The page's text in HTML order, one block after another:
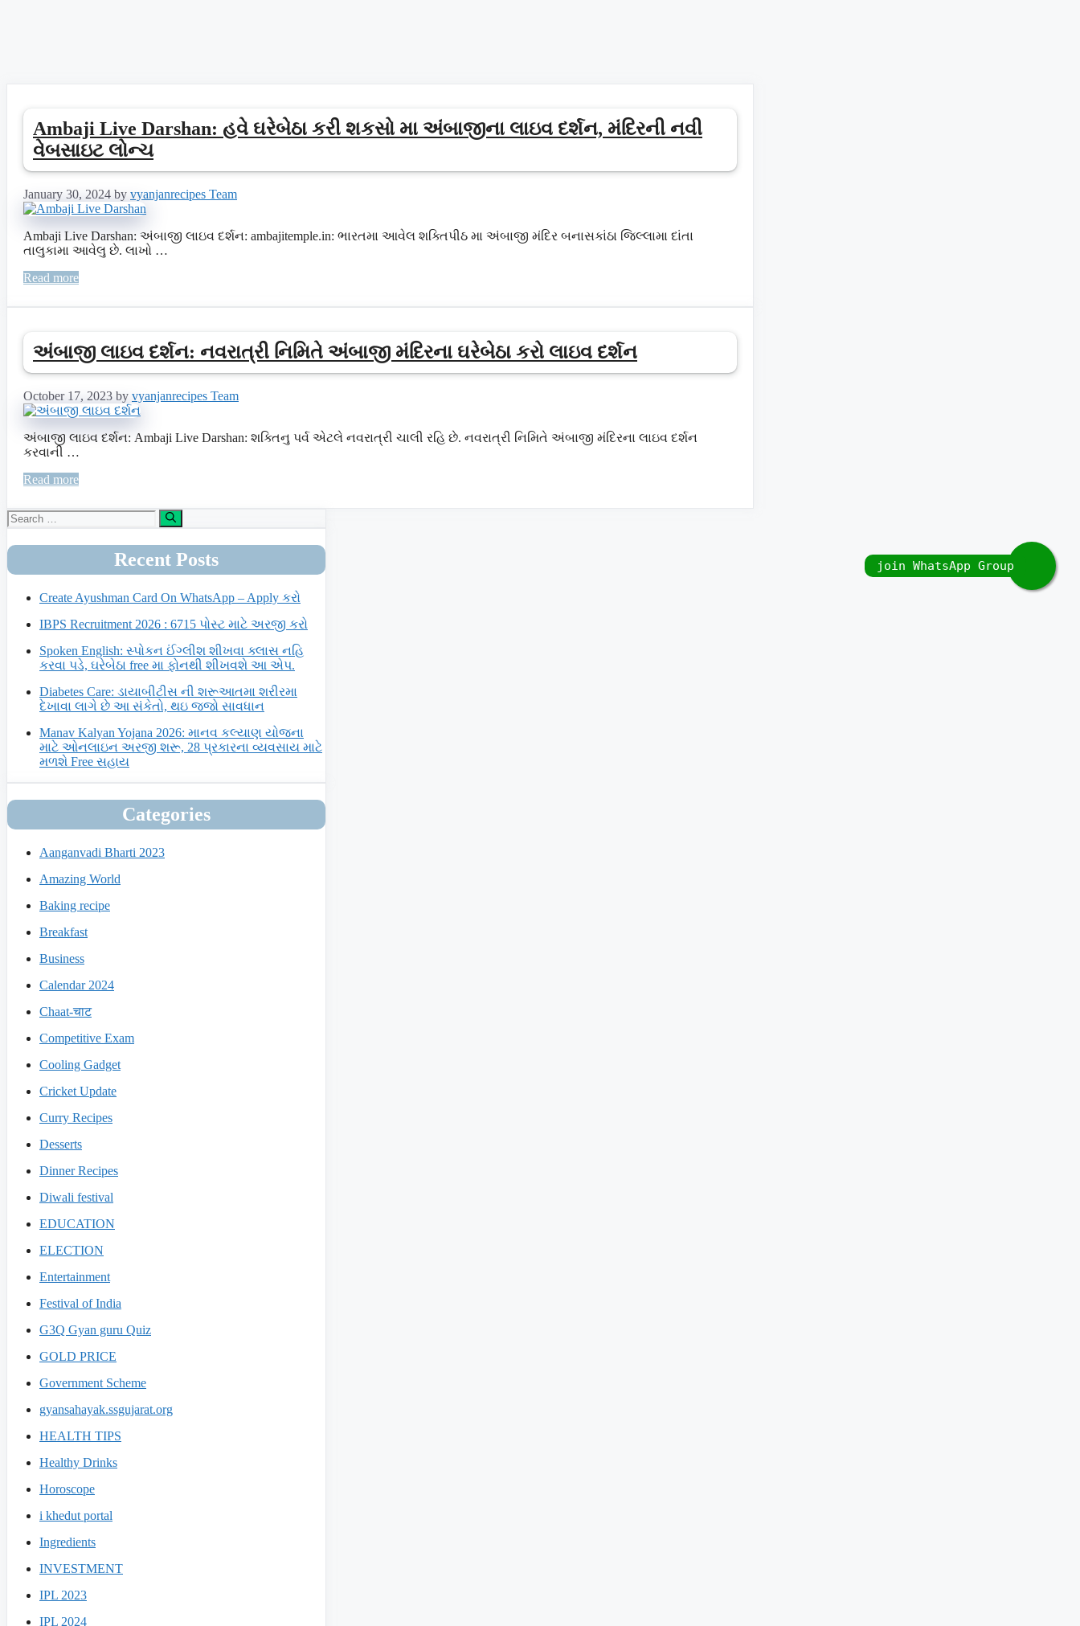
Ambaji Live Darshan: હવે ઘરેબેઠા કરી શકસો મા અંબાજીના લાઇવ દર્શન, મંદિરની નવી
વેબસાઇટ લોન્ચ
January 30, 2024 by vyanjanrecipes Team
Ambaji Live Darshan: અંબાજી લાઇવ દર્શન: ambajitemple.in: ભારતમા આવેલ શક્તિપીઠ મા અંબાજી મંદિર બનાસકાંઠા જિલ્લામા દાંતા
તાલુકામા આવેલુ છે. લાખો …
Read more
અંબાજી લાઇવ દર્શન: નવરાત્રી નિમિતે અંબાજી મંદિરના ઘરેબેઠા કરો લાઇવ દર્શન
October 17, 2023 by vyanjanrecipes Team
અંબાજી લાઇવ દર્શન: Ambaji Live Darshan: શક્તિનુ પર્વ એટલે નવરાત્રી ચાલી રહિ છે. નવરાત્રી નિમિતે અંબાજી મંદિરના લાઇવ દર્શન
કરવાની …
Read more
Search
for:
Recent Posts
Create Ayushman Card On WhatsApp – Apply કરો
IBPS Recruitment 2026 : 6715 પોસ્ટ માટે અરજી કરો
Spoken English: સ્પોકન ઈંગ્લીશ શીખવા ક્લાસ નહિ
કરવા પડે, ઘરેબેઠા free મા ફોનથી શીખવશે આ એપ.
Diabetes Care: ડાયાબીટીસ ની શરૂઆતમા શરીરમા
દેખાવા લાગે છે આ સંકેતો, થઇ જજો સાવધાન
Manav Kalyan Yojana 2026: માનવ કલ્યાણ યોજના
માટે ઓનલાઇન અરજી શરૂ, 28 પ્રકારના વ્યવસાય માટે
મળશે Free સહાય
Categories
Aanganvadi Bharti 2023
Amazing World
Baking recipe
Breakfast
Business
Calendar 2024
Chaat-चाट
Competitive Exam
Cooling Gadget
Cricket Update
Curry Recipes
Desserts
Dinner Recipes
Diwali festival
EDUCATION
ELECTION
Entertainment
Festival of India
G3Q Gyan guru Quiz
GOLD PRICE
Government Scheme
gyansahayak.ssgujarat.org
HEALTH TIPS
Healthy Drinks
Horoscope
i khedut portal
Ingredients
INVESTMENT
IPL 2023
IPL 2024